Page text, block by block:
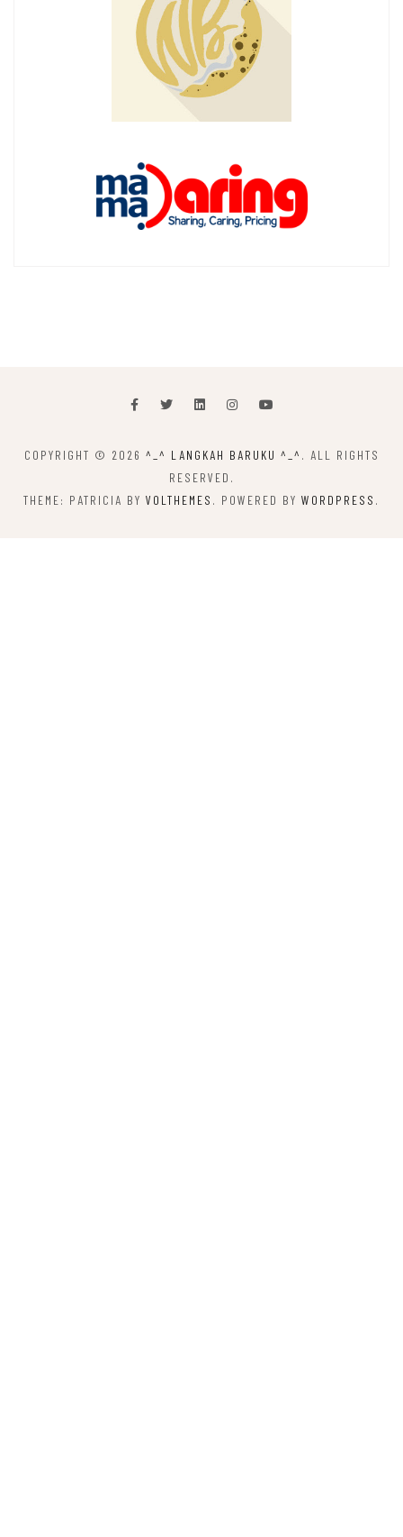
COPYRIGHT © 2026 ^_^ LANGKAH BARUKU ^_^ . ALL RIGHTS
RESERVED.
THEME: PATRICIA BY VOLTHEMES . POWERED BY WORDPRESS .